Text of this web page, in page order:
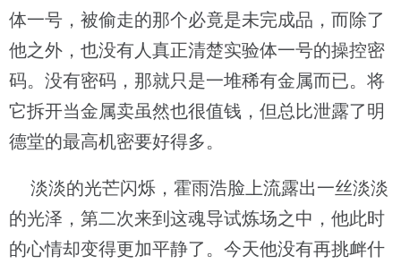
体一号，被偷走的那个必竟是未完成品，而除了
他之外，也没有人真正清楚实验体一号的操控密
码。没有密码，那就只是一堆稀有金属而已。将
它拆开当金属卖虽然也很值钱，但总比泄露了明
德堂的最高机密要好得多。
淡淡的光芒闪烁，霍雨浩脸上流露出一丝淡淡
的光泽，第二次来到这魂导试炼场之中，他此时
的心情却变得更加平静了。今天他没有再挑衅什